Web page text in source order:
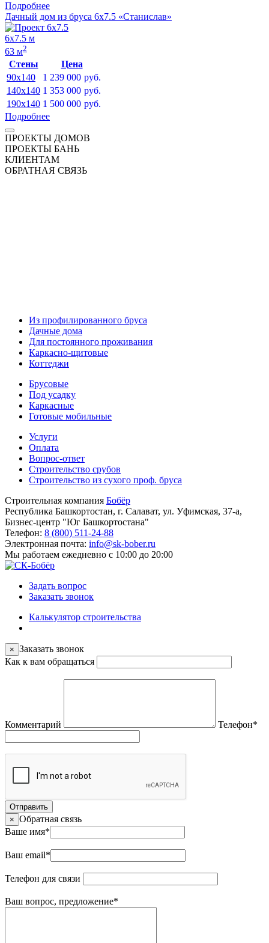
Подробнее
Дачный дом из бруса 6х7.5 «Станислав»
6х7.5 м
63 м2
Стены
Цена
90x140
1 239 000 руб.
140x140 1 353 000 руб.
190x140 1 500 000 руб.
Подробнее
ПРОЕКТЫ ДОМОВ
ПРОЕКТЫ БАНЬ
КЛИЕНТАМ
ОБРАТНАЯ СВЯЗЬ
Из профилированного бруса
Дачные дома
Для постоянного проживания
Каркасно-щитовые
Коттеджи
Брусовые
Под усадку
Каркасные
Готовые мобильные
Услуги
Оплата
Вопрос-ответ
Строительство срубов
Строительство из сухого проф. бруса
Строительная компания Бобёр
Республика Башкортостан, г. Салават, ул. Уфимская, 37-а,
Бизнес-центр "Юг Башкортостана"
Телефон: 8 (800) 511-24-88
Электронная почта: info@sk-bober.ru
Мы работаем ежедневно с 10:00 до 20:00
Задать вопрос
Заказать звонок
Калькулятор строительства
× Заказать звонок
Как к вам обращаться
Комментарий Телефон*
Отправить
× Обратная связь
Ваше имя*
Ваш email*
Телефон для связи
Ваш вопрос, предложение*